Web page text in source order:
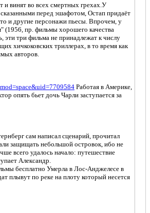
и винят во всех смертных грехах.У
перед эшафотом, Остап придаёт
и другие персонажи пьесы. Впрочем, у
(1956, пр. фильмы хорошего качества
эти три фильма не принадлежат к числу
хичкоковских триллерах, в то время как
авторов.
Работая в Америке,
опять бьет дочь Чарли заступается за
сам написал сценарий, прочитал
защищать небольшой островок, ибо не
всего удалось начало: путешествие
Александр.
бесплатно Умерла в Лос-Анджелесе в
плывут по реке на плоту который несется